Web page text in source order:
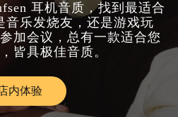
耳机音质，找到最适合
音乐发烧友，还是游戏玩
加会议，总有一款适合您
皆具极佳音质。
内体验
Link Opens in New Tab